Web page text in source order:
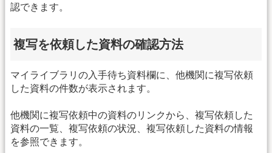
認できます。
複写を依頼した資料の確認方法
マイライブラリの入手待ち資料欄に、他機関に複写依頼
した資料の件数が表示されます。
他機関に複写依頼中の資料のリンクから、複写依頼した
資料の一覧、複写依頼の状況、複写依頼した資料の情報
を参照できます。